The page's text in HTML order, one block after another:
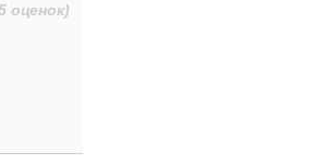
оценок)